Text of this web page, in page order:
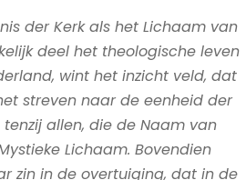
der Kerk als het Lichaam van
deel het theologische leven
wint het inzicht veld, dat
streven naar de eenheid der
allen, die de Naam van
Lichaam. Bovendien
zin in de overtuiging, dat in de